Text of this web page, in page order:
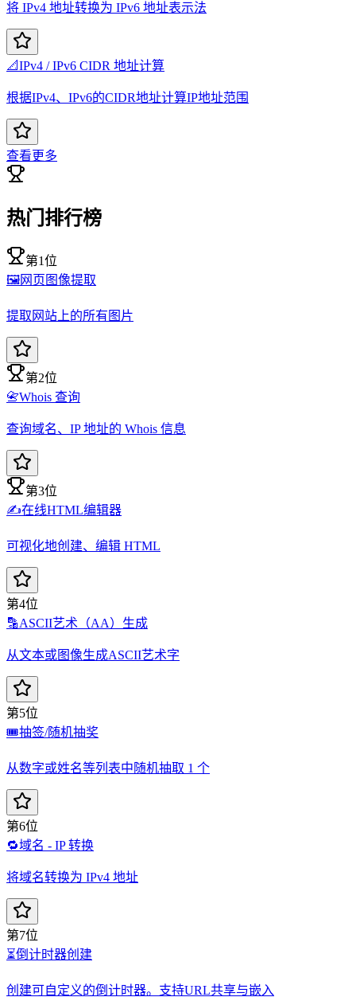
将 IPv4 地址转换为 IPv6 地址表示法
📐IPv4 / IPv6 CIDR 地址计算
根据IPv4、IPv6的CIDR地址计算IP地址范围
查看更多
热门排行榜
第1位
🖼️网页图像提取
提取网站上的所有图片
第2位
📇Whois 查询
查询域名、IP 地址的 Whois 信息
第3位
✍️在线HTML编辑器
可视化地创建、编辑 HTML
第4位
🔡ASCII艺术（AA）生成
从文本或图像生成ASCII艺术字
第5位
🎟️抽签/随机抽奖
从数字或姓名等列表中随机抽取 1 个
第6位
🔁域名 - IP 转换
将域名转换为 IPv4 地址
第7位
⏳倒计时器创建
创建可自定义的倒计时器。支持URL共享与嵌入